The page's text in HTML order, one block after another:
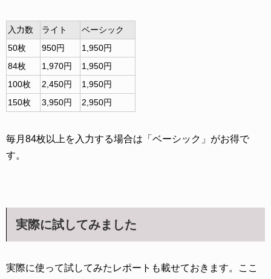
入力数 ライト
ベーシック
50枚
950円
1,950円
84枚
1,970円
1,950円
100枚
2,450円
1,950円
150枚
3,950円 2,950円
毎月84枚以上を入力する場合は「ベーシック」がお得で
す。
実際に試してみました
実際に使って試してみたレポートも載せておきます。ここ